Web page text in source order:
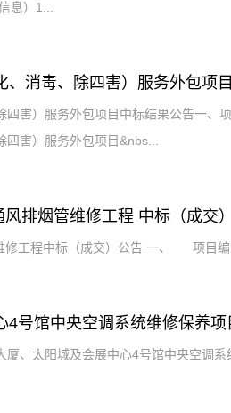
息）1...
消毒、除四害）服务外包项
害）服务外包项目中标结果公告一、
害）服务外包项目&nbs...
排烟管维修工程 中标（成交
修工程中标（成交）公告 一、 项目编
号馆中央空调系统维修保养
、太阳城及会展中心4号馆中央空调